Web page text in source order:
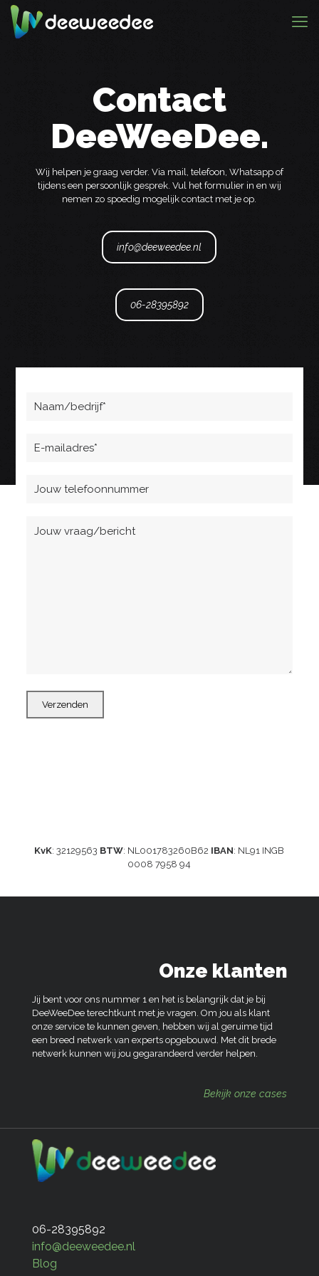
Contact
DeeWeeDee.
Wij helpen je graag verder. Via mail, telefoon, Whatsapp of
tijdens een persoonlijk gesprek. Vul het formulier in en wij
nemen zo spoedig mogelijk contact met je op.
info@deeweedee.nl
06-28395892
KvK: 32129563 BTW: NL001783260B62 IBAN: NL91 INGB
0008 7958 94
Onze klanten
Jij bent voor ons nummer 1 en het is belangrijk dat je bij
DeeWeeDee terechtkunt met je vragen. Om jou als klant
onze service te kunnen geven, hebben wij al geruime tijd
een breed netwerk van experts opgebouwd. Met dit brede
netwerk kunnen wij jou gegarandeerd verder helpen.
Bekijk onze cases
06-28395892
info@deeweedee.nl
Blog